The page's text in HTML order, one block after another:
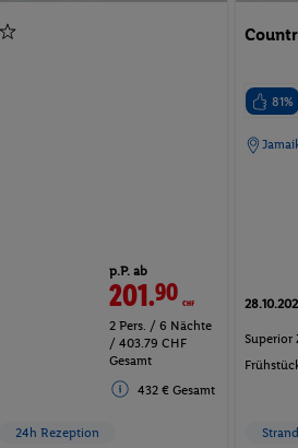
p.P. ab
201.90 CHF
2 Pers. / 6 Nächte
/ 403.79 CHF
Gesamt
432 € Gesamt
24h Rezeption
81%
Superior
Strand